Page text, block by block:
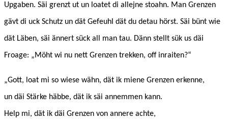
Upgaben. Säi grenzt ut un loatet di allejne stoahn. Man Grenzen
gävt di uck Schutz un dät Gefeuhl dät du detau hörst. Säi bünt wie
dät Läben, säi ännert sück all man tau. Dänn stellt sük us däi
Froage: „Möht wi nu nett Grenzen trekken, off inraiten?“
„Gott, loat mi so wiese wähn, dät ik miene Grenzen erkenne,
un däi Stärke häbbe, dät ik säi annemmen kann.
Help mi, dät ik däi Grenzen von annere achte,